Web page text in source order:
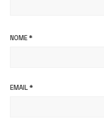
NOME*
EMAIL*